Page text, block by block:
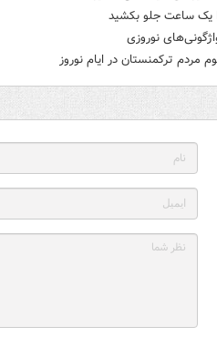
یک ساعت جلو بکشید
نوروزی
مردم ترکمنستان در ایام نوروز